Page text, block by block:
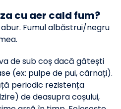
cu aer cald fum?
Fumul albăstrui/negru
de sub coș dacă gătești
(ex: pulpe de pui, cârnați).
periodic rezistența
de deasupra coșului,